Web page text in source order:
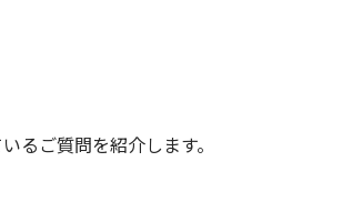
るご質問を紹介します。